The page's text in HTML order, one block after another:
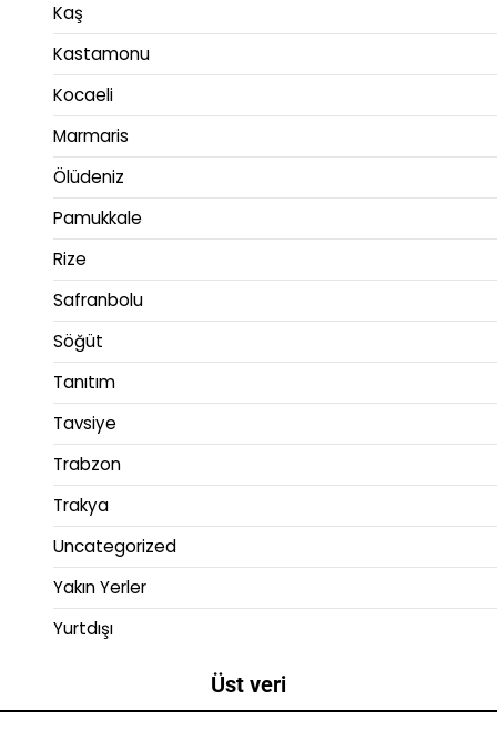
Kaş
Kastamonu
Kocaeli
Marmaris
Ölüdeniz
Pamukkale
Rize
Safranbolu
Söğüt
Tanıtım
Tavsiye
Trabzon
Trakya
Uncategorized
Yakın Yerler
Yurtdışı
Üst veri